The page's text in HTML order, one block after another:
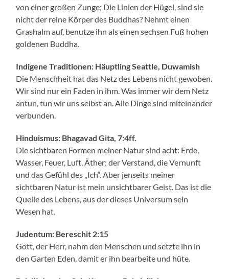
von einer großen Zunge; Die Linien der Hügel, sind sie
nicht der reine Körper des Buddhas? Nehmt einen
Grashalm auf, benutze ihn als einen sechsen Fuß hohen
goldenen Buddha.
Indigene Traditionen: Häuptling Seattle, Duwamish
Die Menschheit hat das Netz des Lebens nicht gewoben.
Wir sind nur ein Faden in ihm. Was immer wir dem Netz
antun, tun wir uns selbst an. Alle Dinge sind miteinander
verbunden.
Hinduismus: Bhagavad Gita, 7:4ff.
Die sichtbaren Formen meiner Natur sind acht: Erde,
Wasser, Feuer, Luft, Äther; der Verstand, die Vernunft
und das Gefühl des „Ich“. Aber jenseits meiner
sichtbaren Natur ist mein unsichtbarer Geist. Das ist die
Quelle des Lebens, aus der dieses Universum sein
Wesen hat.
Judentum: Bereschit 2:15
Gott, der Herr, nahm den Menschen und setzte ihn in
den Garten Eden, damit er ihn bearbeite und hüte.